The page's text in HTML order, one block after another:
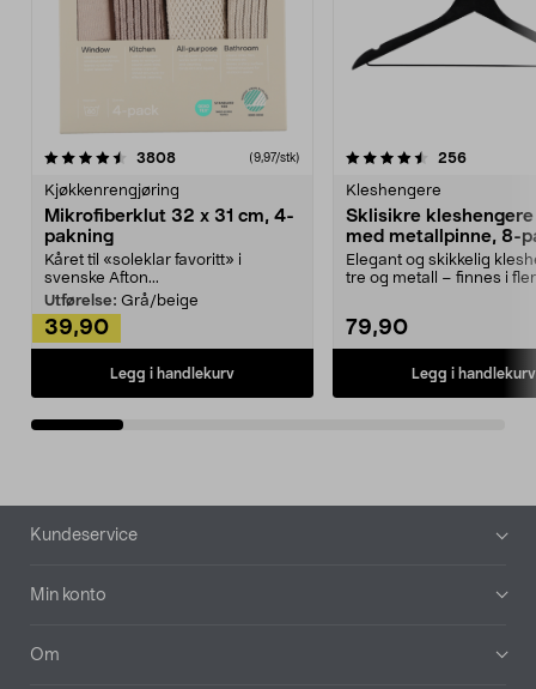
3808anmeldelser(9,97/stk)
Kjøkkenrengjøring
Mikrofiberklut 32 x 31 cm, 4-
pakning
Kåret til «soleklar favoritt» i
svenske Afton...
Utførelse: Grå/beige
39,90
Legg i handlekurv
4.5av 5 stjerner 256
Kleshengere
Sklisikre
med metallpinne, 8-
Elegant og skikkelig
tre og metall – finnes i
79,90
Legg i handlekurv
4.5av 5 stjerner
Bunntekst
Kundeservice
Min konto
Om